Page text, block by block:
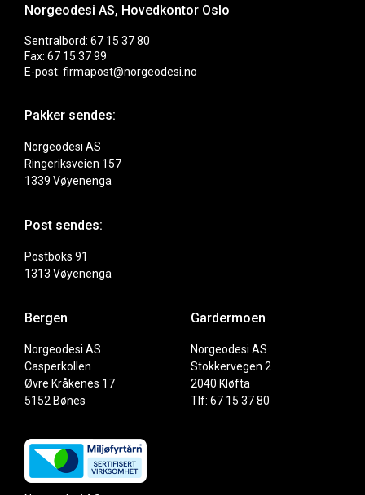
Norgeodesi AS, Hovedkontor Oslo
Sentralbord: 67 15 37 80
Fax: 67 15 37 99
E-post: firmapost@norgeodesi.no
Pakker sendes:
Norgeodesi AS
Ringeriksveien 157
1339 Vøyenenga
Post sendes:
Postboks 91
1313 Vøyenenga
Bergen
Norgeodesi AS
Casperkollen
Øvre Kråkenes 17
5152 Bønes
Gardermoen
Norgeodesi AS
Stokkervegen 2
2040 Kløfta
Tlf: 67 15 37 80